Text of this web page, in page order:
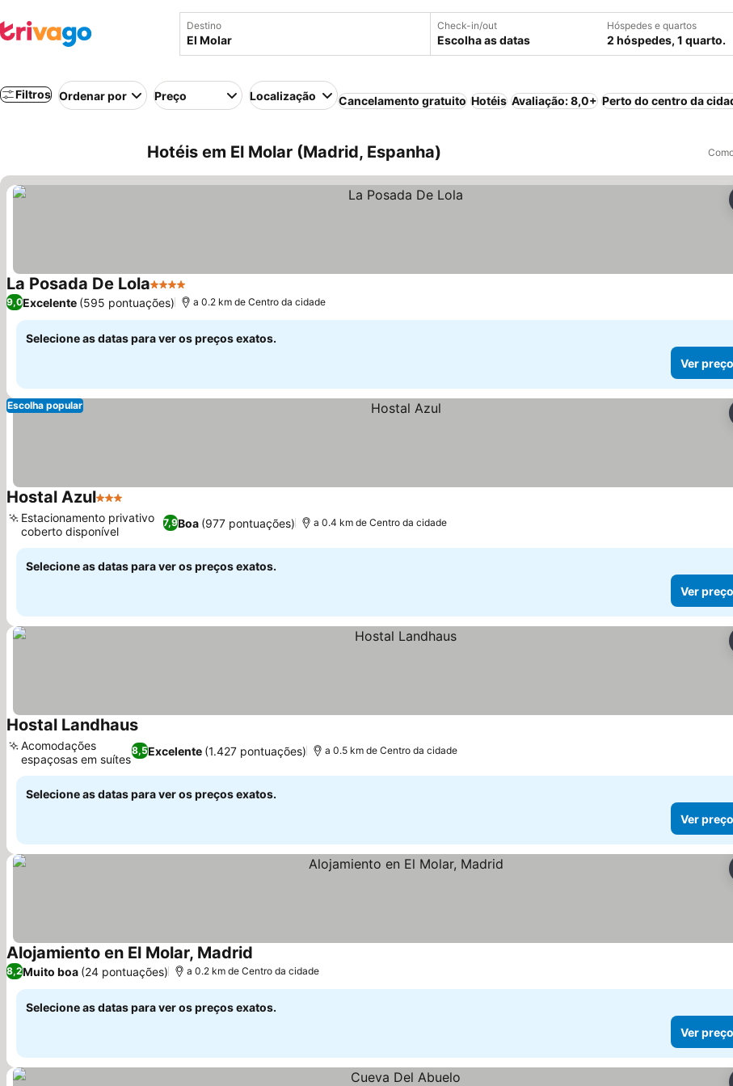
Destino Check-in/out
Escolha as datas
Hóspedes e quartos
2 hóspedes, 1 quarto.
Filtros Ordenar por Preço Localização Cancelamento gratuito Hotéis Avaliação: 8,0+ Perto do centro da
Hotéis em El Molar (Madrid, Espanha)
La Posada De Lola4 Estrelas
9,0Excelente (595 pontuações) a 0.2 km de Centro da cidade
Selecione as datas para ver os preços exatos.
Ver
Escolha popular
Hostal Azul3 Estrelas
7,9Boa (977 pontuações)
Estacionamento privativo
coberto disponível
a 0.4 km de Centro da cidade
Selecione as datas para ver os preços exatos.
Ver
Hostal Landhaus
8,5Excelente (1.427 pontuações)
Acomodações
espaçosas em suítes
a 0.5 km de Centro da cidade
Selecione as datas para ver os preços exatos.
Ver
Alojamiento en El Molar, Madrid
8,2Muito boa (24 pontuações) a 0.2 km de Centro da cidade
Selecione as datas para ver os preços exatos.
Ver